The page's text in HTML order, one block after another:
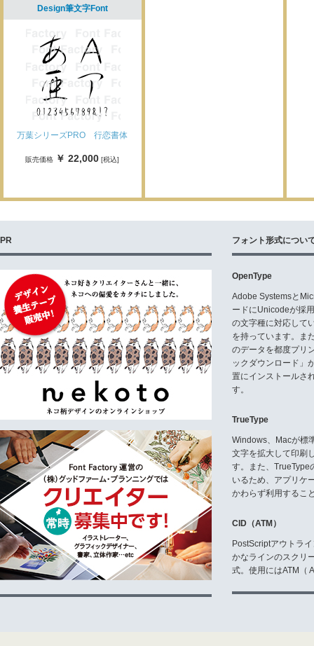
Design筆文字Font
万葉シリーズPRO 行恋書体
販売価格 ￥ 22,000 [税込]
PR フォント形式につい
OpenType
Adobe Systemsと
ードにUnicodeが採
の文字種に対応して
を持っています。ま
のデータを都度プリ
ックダウンロード」
置にインストールさ
す。
TrueType
Windows、Macが標
文字を拡大して印刷
す。また、TrueType
いるため、アプリケ
かわらず利用するこ
CID（ATM）
PostScriptアウトラ
かなラインのスクリ
式。使用にはATM（